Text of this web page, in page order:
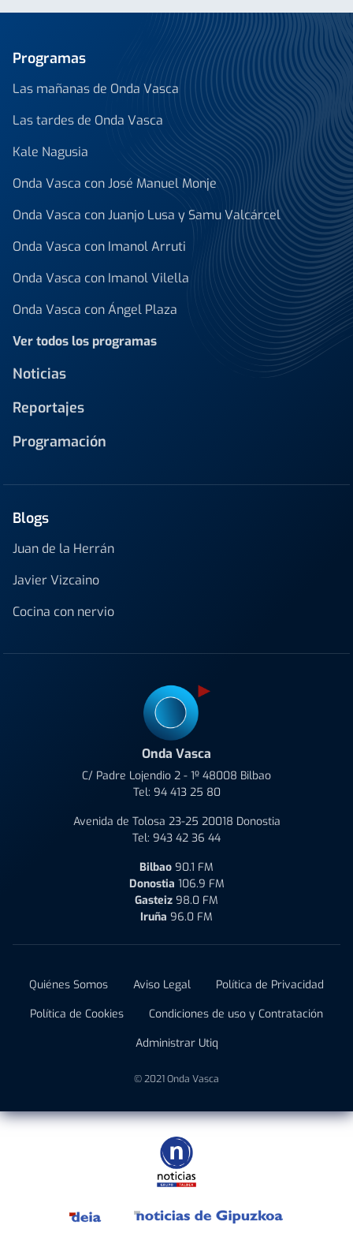
Programas
Las mañanas de Onda Vasca
Las tardes de Onda Vasca
Kale Nagusia
Onda Vasca con José Manuel Monje
Onda Vasca con Juanjo Lusa y Samu Valcárcel
Onda Vasca con Imanol Arruti
Onda Vasca con Imanol Vilella
Onda Vasca con Ángel Plaza
Ver todos los programas
Noticias
Reportajes
Programación
Blogs
Juan de la Herrán
Javier Vizcaino
Cocina con nervio
Onda Vasca
C/ Padre Lojendio 2 - 1º 48008 Bilbao
Tel: 94 413 25 80
Avenida de Tolosa 23-25 20018 Donostia
Tel: 943 42 36 44
Bilbao 90.1 FM
Donostia 106.9 FM
Gasteiz 98.0 FM
Iruña 96.0 FM
Quiénes Somos Aviso Legal
Política de Privacidad
Política de Cookies
Condiciones de uso y Contratación
Administrar Utiq
© 2021 Onda Vasca